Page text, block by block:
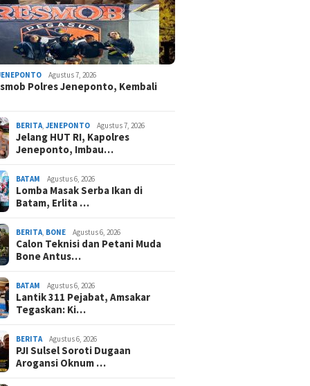
Agustus 7, 2026
Polres Jeneponto, Kembali
BERITA ,JENEPONTO Agustus 7, 2026
Jelang HUT RI, Kapolres
Jeneponto, Imbau…
BATAM Agustus 6, 2026
Lomba Masak Serba Ikan di
Batam, Erlita …
BERITA BONE Agustus 6, 2026
Calon Teknisi dan Petani Muda
Bone Antus…
BATAM Agustus 6, 2026
Lantik 311 Pejabat, Amsakar
Tegaskan: Ki…
BERITA Agustus 6, 2026
PJI Sulsel Soroti Dugaan
Arogansi Oknum …